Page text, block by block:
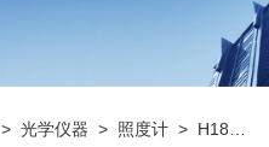
>光学仪器 > 照度计 > H18388多功能光谱照度仪